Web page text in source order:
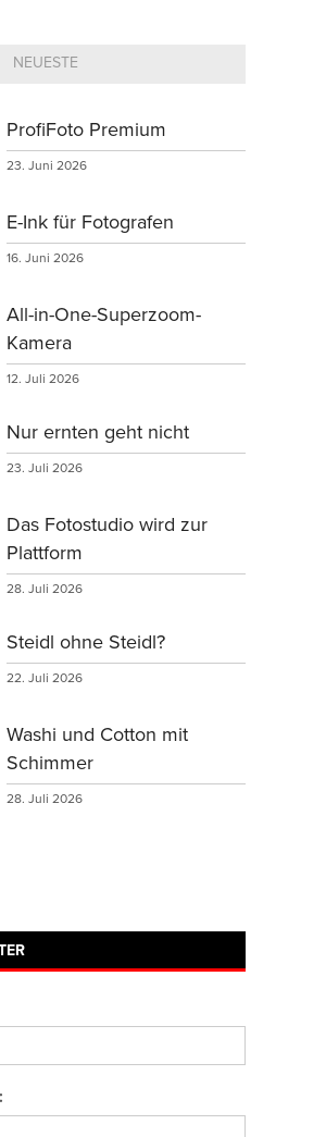
NEUESTE
ProfiFoto Premium
23. Juni 2026
E-Ink für Fotografen
16. Juni 2026
All-in-One-Superzoom-
Kamera
12. Juli 2026
Nur ernten geht nicht
23. Juli 2026
Das Fotostudio wird zur
Plattform
28. Juli 2026
Steidl ohne Steidl?
22. Juli 2026
Washi und Cotton mit
Schimmer
28. Juli 2026